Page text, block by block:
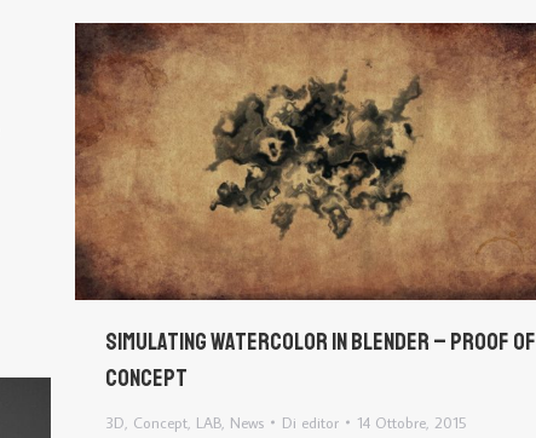
Simulating Watercolor in Blender – proof of
concept
3D Concept LAB News Di editor 14 Ottobre, 2015